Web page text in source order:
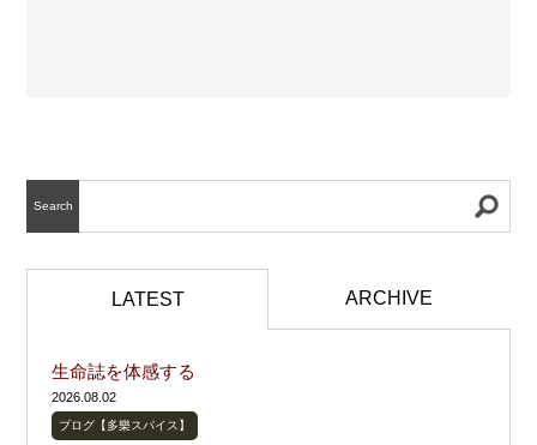
Search
LATEST ARCHIVE
生命誌を体感する
2026.08.02
ブログ【多樂スパイス】